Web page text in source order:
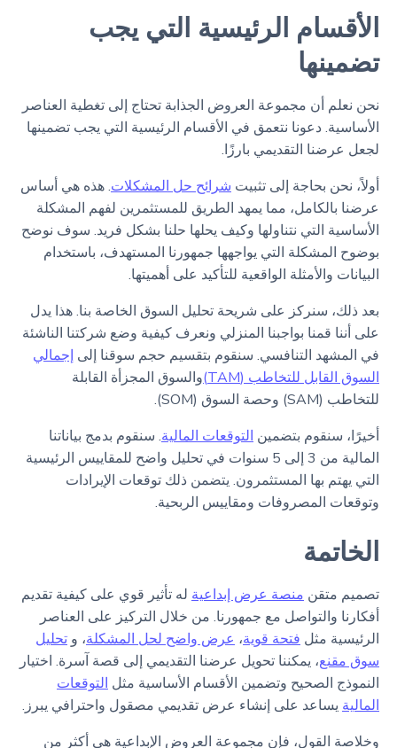
الأقسام الرئيسية التي يجب
تضمينها
نحن نعلم أن مجموعة العروض الجذابة تحتاج إلى تغطية العناصر
الأساسية. دعونا نتعمق في الأقسام الرئيسية التي يجب تضمينها
لجعل عرضنا التقديمي بارزًا.
أولاً، نحن بحاجة إلى تثبيت شرائح حل المشكلات. هذه هي أساس
عرضنا بالكامل، مما يمهد الطريق للمستثمرين لفهم المشكلة
الأساسية التي نتناولها وكيف يحلها حلنا بشكل فريد. سوف نوضح
بوضوح المشكلة التي يواجهها جمهورنا المستهدف، باستخدام
البيانات والأمثلة الواقعية للتأكيد على أهميتها.
بعد ذلك، سنركز على شريحة تحليل السوق الخاصة بنا. هذا يدل
على أننا قمنا بواجبنا المنزلي ونعرف كيفية وضع شركتنا الناشئة
في المشهد التنافسي. سنقوم بتقسيم حجم سوقنا إلى إجمالي
السوق القابل للتخاطب (TAM)
والسوق المجزأة القابلة
للتخاطب (SAM) وحصة السوق (SOM).
أخيرًا، سنقوم بتضمين التوقعات المالية. سنقوم بدمج بياناتنا
المالية من 3 إلى 5 سنوات في تحليل واضح للمقاييس الرئيسية
التي يهتم بها المستثمرون. يتضمن ذلك توقعات الإيرادات
وتوقعات المصروفات ومقاييس الربحية.
الخاتمة
تصميم متقن منصة عرض إبداعية له تأثير قوي على كيفية تقديم
أفكارنا والتواصل مع جمهورنا. من خلال التركيز على العناصر
الرئيسية مثل فتحة قوية، عرض واضح لحل المشكلة، و تحليل
سوق مقنع، يمكننا تحويل عرضنا التقديمي إلى قصة آسرة. اختيار
النموذج الصحيح وتضمين الأقسام الأساسية مثل التوقعات
المالية يساعد على إنشاء عرض تقديمي مصقول واحترافي يبرز.
وخلاصة القول، فإن مجموعة العروض الإبداعية هي أكثر من